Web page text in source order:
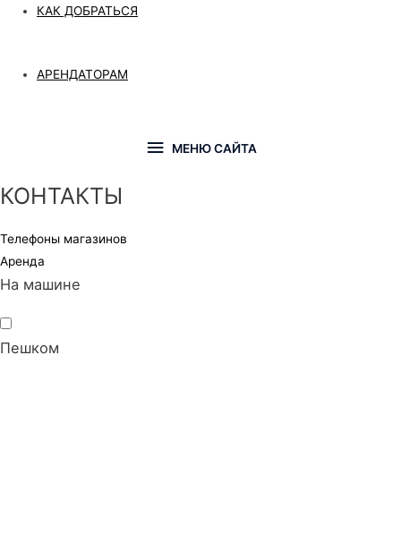
КАК ДОБРАТЬСЯ
АРЕНДАТОРАМ
МЕНЮ
МЕНЮ САЙТА
КОНТАКТЫ
Телефоны магазинов
Аренда
На машине
Пешком